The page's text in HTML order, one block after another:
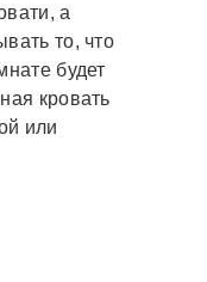
а
то, что
будет
кровать
или